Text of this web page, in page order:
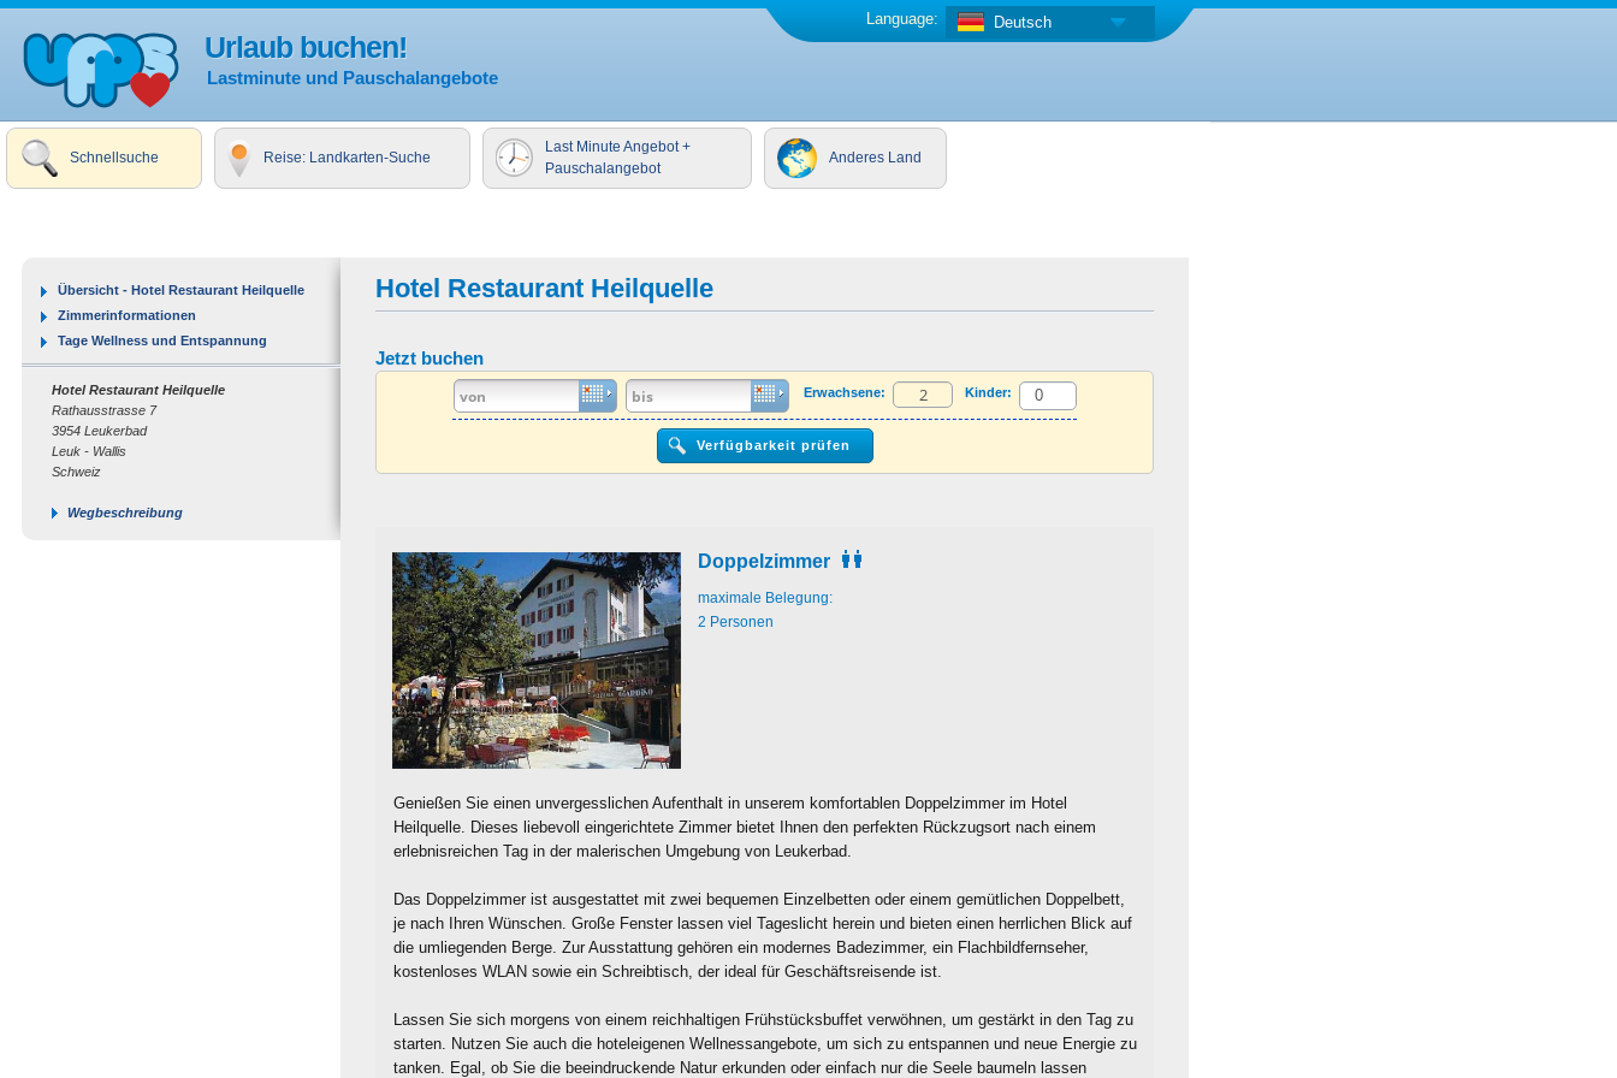
Urlaub buchen!
Lastminute und Pauschalangebote
Deutsch
Language:
Schnellsuche Reise: Landkarten-Suche
Last Minute Angebot +
Pauschalangebot
Anderes Land
Hotel Restaurant Heilquelle
Jetzt buchen
Erwachsene: Kinder:
Doppelzimmer
maximale Belegung:
2 Personen
Genießen Sie einen unvergesslichen Aufenthalt in unserem komfortablen Doppelzimmer im Hotel
Heilquelle. Dieses liebevoll eingerichtete Zimmer bietet Ihnen den perfekten Rückzugsort nach einem
erlebnisreichen Tag in der malerischen Umgebung von Leukerbad.
Das Doppelzimmer ist ausgestattet mit zwei bequemen Einzelbetten oder einem gemütlichen Doppelbett,
je nach Ihren Wünschen. Große Fenster lassen viel Tageslicht herein und bieten einen herrlichen Blick auf
die umliegenden Berge. Zur Ausstattung gehören ein modernes Badezimmer, ein Flachbildfernseher,
kostenloses WLAN sowie ein Schreibtisch, der ideal für Geschäftsreisende ist.
Lassen Sie sich morgens von einem reichhaltigen Frühstücksbuffet verwöhnen, um gestärkt in den Tag zu
starten. Nutzen Sie auch die hoteleigenen Wellnessangebote, um sich zu entspannen und neue Energie zu
tanken. Egal, ob Sie die beeindruckende Natur erkunden oder einfach nur die Seele baumeln lassen
Übersicht - Hotel Restaurant Heilquelle
Zimmerinformationen
Tage Wellness und Entspannung
Hotel Restaurant Heilquelle
Rathausstrasse 7
3954 Leukerbad
Leuk - Wallis
Schweiz
Wegbeschreibung